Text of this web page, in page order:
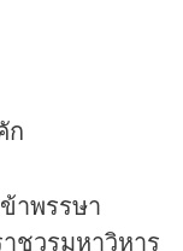
ก
าพรรษา
ชวรมหาวิหาร